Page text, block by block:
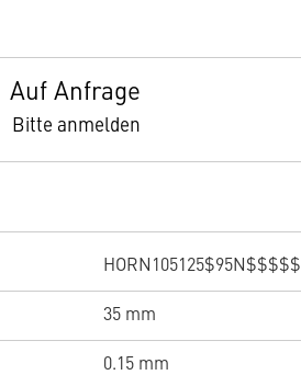
Auf Anfrage
Bitte anmelden
HORN105125$95N$$$$$
35 mm
0.15 mm